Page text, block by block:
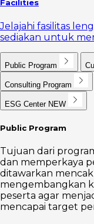
Facilities
Jelajahi fasilitas
sediakan untuk
Public Program
Consulting Program
ESG Center NEW
Public Program
Tujuan dari
dan memperkaya
ditawarkan
mengembangkan
peserta agar
mencapai target